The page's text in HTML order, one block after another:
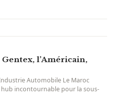
l’Américain,
Automobile Le Maroc
incontournable pour la sous-